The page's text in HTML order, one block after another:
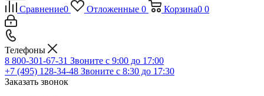
Сравнение0 Отложенные 0 Корзина0 0
Телефоны
8 800-301-67-31 Звоните с 9:00 до 17:00
+7 (495) 128-34-48 Звоните с 8:30 до 17:30
Заказать звонок